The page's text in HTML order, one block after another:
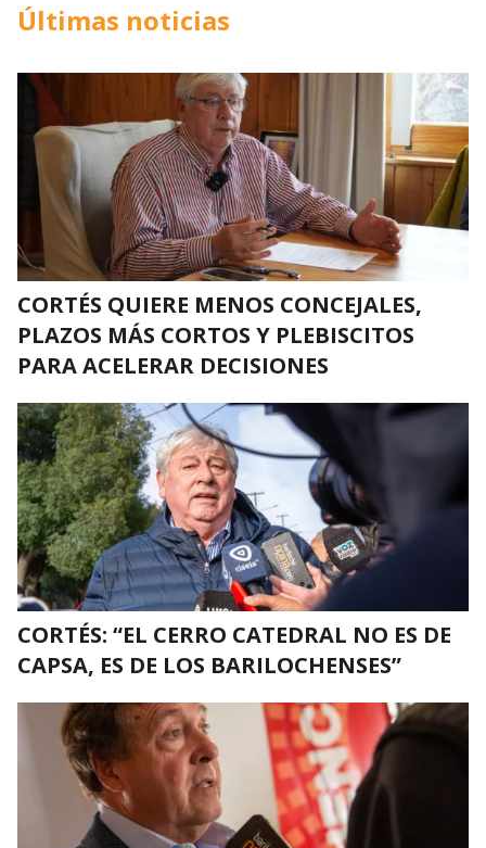
Últimas noticias
CORTÉS QUIERE MENOS CONCEJALES,
PLAZOS MÁS CORTOS Y PLEBISCITOS
PARA ACELERAR DECISIONES
CORTÉS: “EL CERRO CATEDRAL NO ES DE
CAPSA, ES DE LOS BARILOCHENSES”